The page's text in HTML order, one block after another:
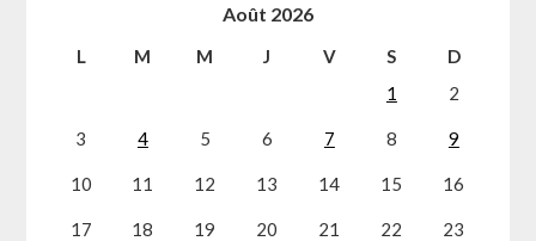
Août 2026
L M M J V S
D
1
2
3 4 5 6 7 8 9
10 11 12 13 14 15 16
17 18 19 20 21 22 23